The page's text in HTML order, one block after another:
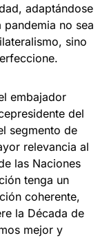
adaptándose
no sea
sino
embajador
del
segmento de
relevancia al
las Naciones
tenga un
coherente,
la Década de
mejor y